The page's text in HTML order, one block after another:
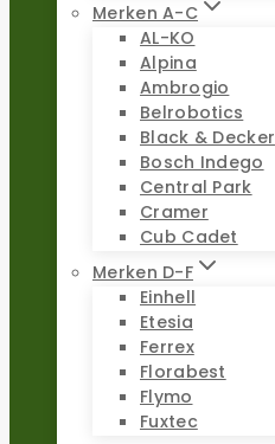
Merken A-C
AL-KO
Alpina
Ambrogio
Belrobotics
Black & Decker
Bosch Indego
Central Park
Cramer
Cub Cadet
Merken D-F
Einhell
Etesia
Ferrex
Florabest
Flymo
Fuxtec